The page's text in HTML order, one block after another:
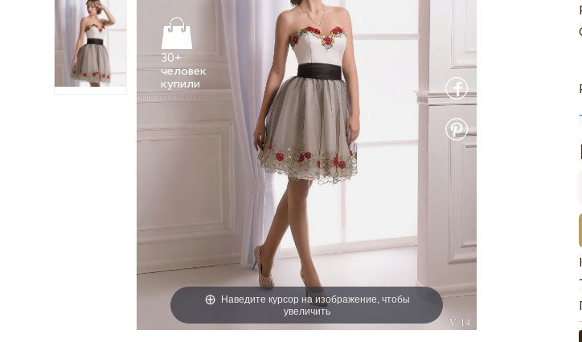
Наведите курсор на изображение, чтобы
увеличить
30+
человек